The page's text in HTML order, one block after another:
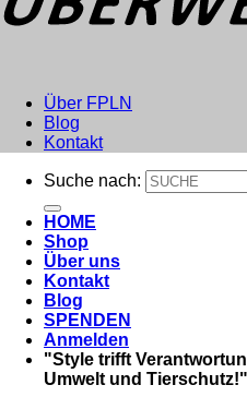
Über FPLN
Blog
Kontakt
Suche nach:
HOME
Shop
Über uns
Kontakt
Blog
SPENDEN
Anmelden
"Style trifft
Umwelt und Tierschutz!"